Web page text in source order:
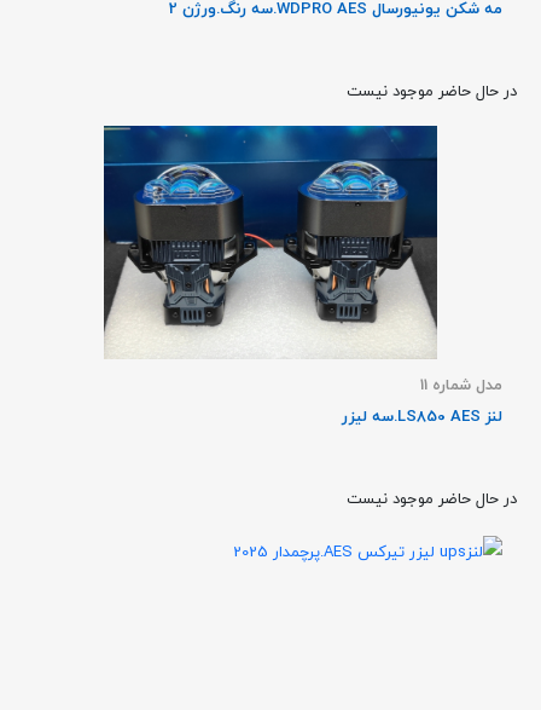
مه شکن یونیورسال WDPRO AES.سه رنگ.ورژن 2
در حال حاضر موجود نیست
مدل شماره 11
لنز LS850 AES.سه لیزر
در حال حاضر موجود نیست